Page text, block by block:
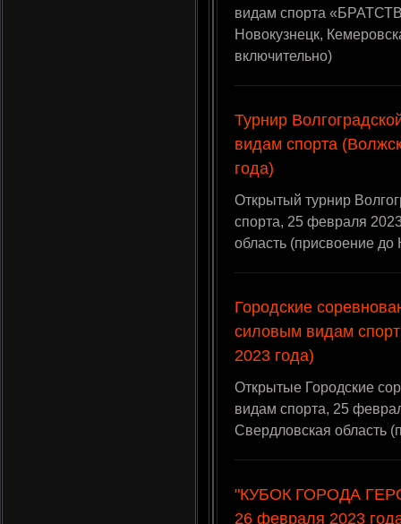
видам спорта
Новокузнецк,
включительно)
Турнир
видам спорта
года)
Открытый турнир
спорта, 25 февраля
область (присвоение
Городские
силовым видам
2023 года)
Открытые Городские
видам спорта, 25
Свердловская область
"КУБОК ГОРОДА
26 февраля 2023